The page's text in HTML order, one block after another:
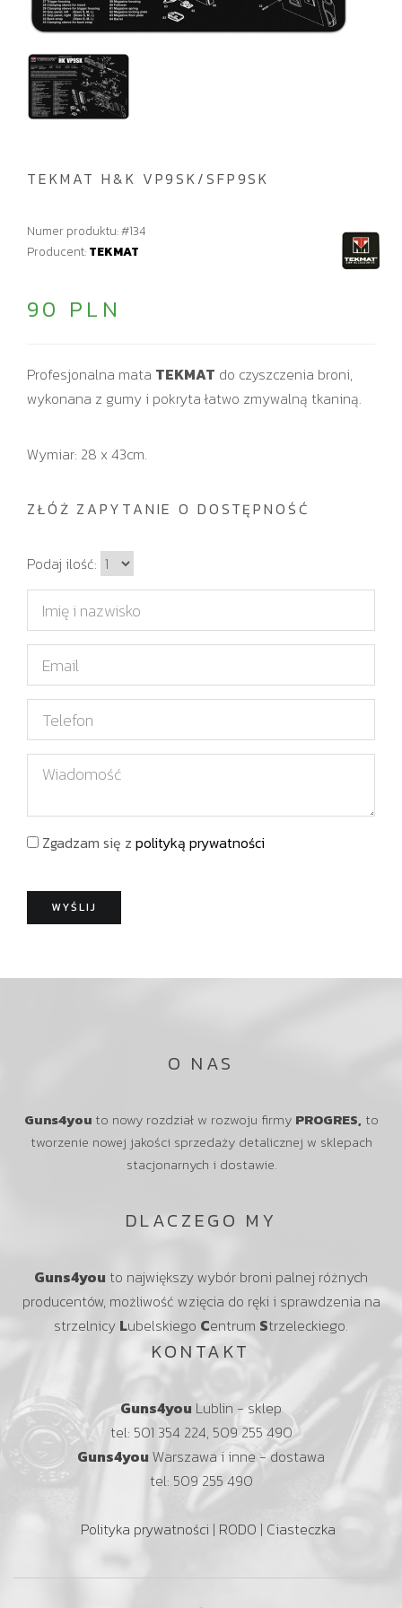
TEKMAT H&K VP9SK/SFP9SK
Numer produktu: #134
Producent: TEKMAT
90 PLN
Profesjonalna mata TEKMAT do czyszczenia broni,
wykonana z gumy i pokryta łatwo zmywalną tkaniną.
Wymiar: 28 x 43cm.
ZŁÓŻ ZAPYTANIE O DOSTĘPNOŚĆ
I
l
ś
Podaj ilość:
m
i
i
a
i
s
o
m
a
l
e
l
o
n
a
d
m
Zgadzam się z polityką prywatności
WYŚLIJ
O NAS
Guns4you to nowy rozdział w rozwoju firmy PROGRES, to
tworzenie nowej jakości sprzedaży detalicznej w sklepach
stacjonarnych i dostawie.
DLACZEGO MY
Guns4you to największy wybór broni palnej różnych
producentów, możliwość wzięcia do ręki i sprawdzenia na
strzelnicy Lubelskiego Centrum Strzeleckiego.
KONTAKT
Guns4you Lublin - sklep
tel: 501 354 224, 509 255 490
Guns4you Warszawa i inne - dostawa
tel: 509 255 490
Polityka prywatności | RODO | Ciasteczka